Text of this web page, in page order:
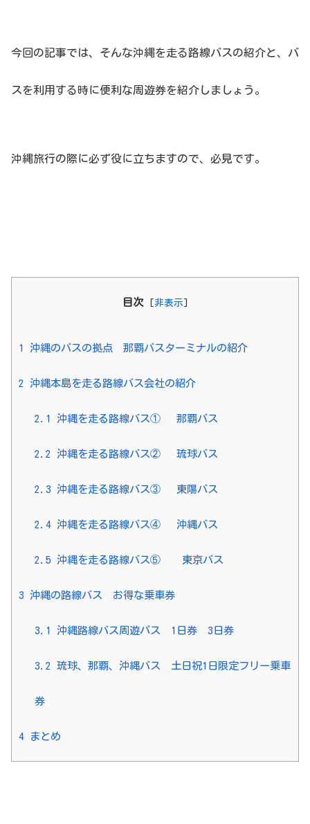
今回の記事では、そんな沖縄を走る路線バスの紹介と、バ
スを利用する時に便利な周遊券を紹介しましょう。
沖縄旅行の際に必ず役に立ちますので、必見です。
目次 [非表示]
1 沖縄のバスの拠点 那覇バスターミナルの紹介
2 沖縄本島を走る路線バス会社の紹介
2.1 沖縄を走る路線バス① 那覇バス
2.2 沖縄を走る路線バス② 琉球バス
2.3 沖縄を走る路線バス③ 東陽バス
2.4沖縄を走る路線バス④ 沖縄バス
2.5 沖縄を走る路線バス⑤ 東京バス
3 沖縄の路線バス お得な乗車券
3.1 沖縄路線バス周遊パス 1日券 3日券
3.2 琉球、那覇、沖縄バス 土日祝1日限定フリー乗車
券
4 まとめ